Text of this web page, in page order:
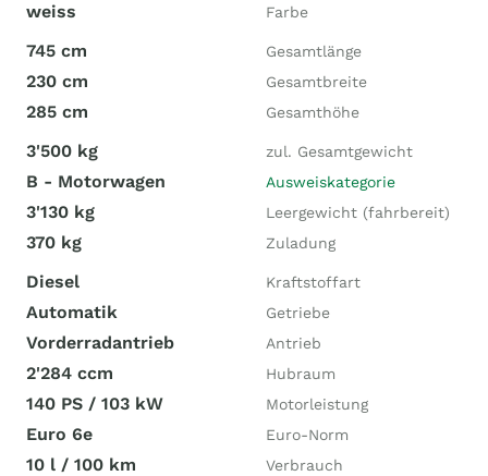
weiss Farbe
745 cm Gesamtlänge
230 cm Gesamtbreite
285 cm Gesamthöhe
3'500 kg zul. Gesamtgewicht
B - Motorwagen Ausweiskategorie
3'130 kg Leergewicht (fahrbereit)
370 kg Zuladung
Diesel Kraftstoffart
Automatik Getriebe
Vorderradantrieb Antrieb
2'284 ccm Hubraum
140 PS / 103 kW Motorleistung
Euro 6e Euro-Norm
10 l / 100 km Verbrauch